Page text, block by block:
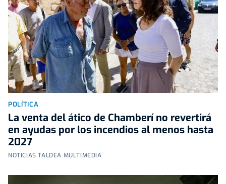
POLÍTICA
La venta del ático de Chamberí no revertirá
en ayudas por los incendios al menos hasta
2027
NOTICIAS TALDEA MULTIMEDIA